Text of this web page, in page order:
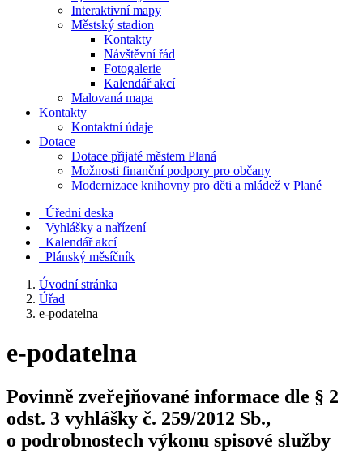
Interaktivní mapy
Městský stadion
Kontakty
Návštěvní řád
Fotogalerie
Kalendář akcí
Malovaná mapa
Kontakty
Kontaktní údaje
Dotace
Dotace přijaté městem Planá
Možnosti finanční podpory pro občany
Modernizace knihovny pro děti a mládež v Plané
Úřední deska
Vyhlášky a nařízení
Kalendář akcí
Plánský měsíčník
Úvodní stránka
Úřad
e-podatelna
e-podatelna
Povinně zveřejňované informace dle § 2
odst. 3 vyhlášky č. 259/2012 Sb.,
o podrobnostech výkonu spisové služby